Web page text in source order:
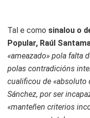
Tal e como sinalou o
Popular, Raúl
«ameazado» pola falta
polas contradicións
cualificou de «absoluto
Sánchez, por ser
«manteñen criterios